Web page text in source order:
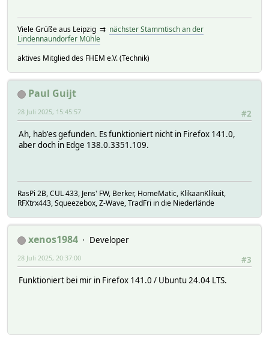
Viele Grüße aus Leipzig ⇉ nächster Stammtisch an der
Lindennaundorfer Mühle
aktives Mitglied des FHEM e.V. (Technik)
Paul Guijt
#2
28 Juli 2025, 15:45:57
Ah, hab'es gefunden. Es funktioniert nicht in Firefox 141.0,
aber doch in Edge 138.0.3351.109.
RasPi 2B, CUL 433, Jens' FW, Berker, HomeMatic, KlikaanKlikuit,
RFXtrx443, Squeezebox, Z-Wave, TradFri in die Niederlände
xenos1984
Developer
#3
28 Juli 2025, 20:37:00
Funktioniert bei mir in Firefox 141.0 / Ubuntu 24.04 LTS.